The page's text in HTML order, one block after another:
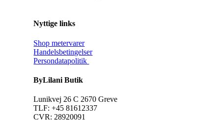
Nyttige links
Shop metervarer
Handelsbetingelser
Persondatapolitik
ByLilani Butik
Lunikvej 26 C 2670 Greve
TLF: +45 81612337
CVR: 28920091